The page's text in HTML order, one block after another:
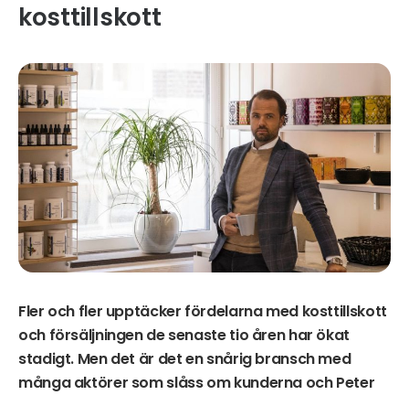
kosttillskott
Fler och fler upptäcker fördelarna med kosttillskott
och försäljningen de senaste tio åren har ökat
stadigt. Men det är det en snårig bransch med
många aktörer som slåss om kunderna och Peter